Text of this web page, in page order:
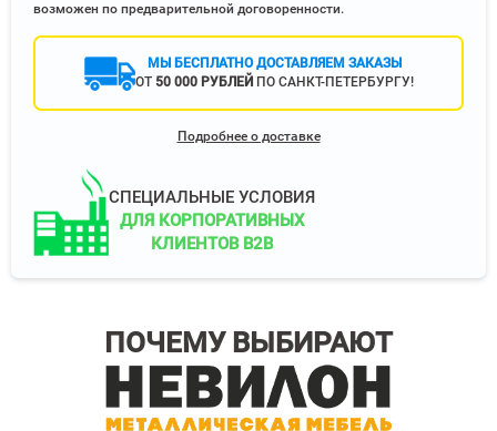
возможен по предварительной договоренности.
МЫ БЕСПЛАТНО ДОСТАВЛЯЕМ ЗАКАЗЫ
ОТ 50 000 РУБЛЕЙ ПО САНКТ-ПЕТЕРБУРГУ!
Подробнее о доставке
СПЕЦИАЛЬНЫЕ УСЛОВИЯ
ДЛЯ КОРПОРАТИВНЫХ
КЛИЕНТОВ B2B
ПОЧЕМУ ВЫБИРАЮТ